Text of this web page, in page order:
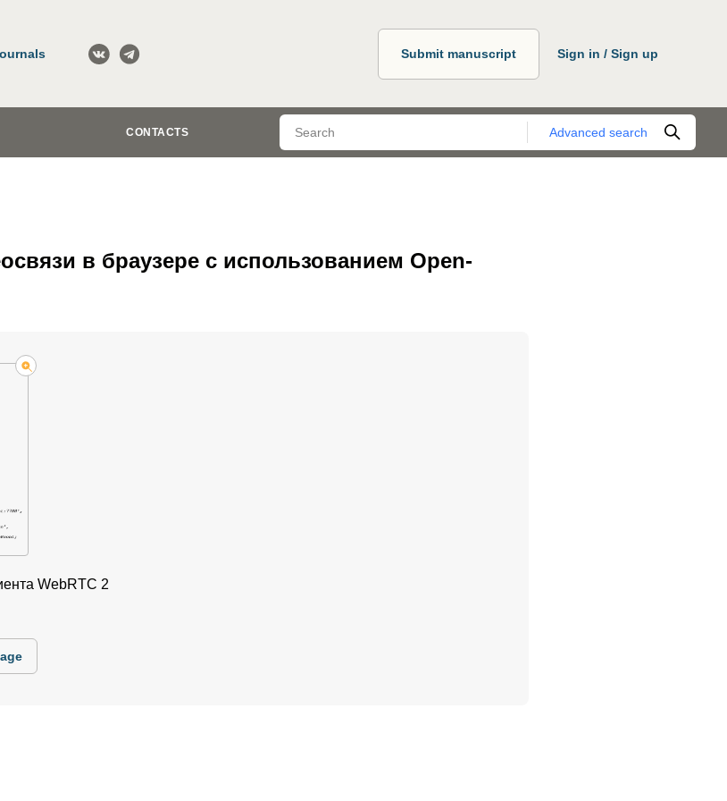
Submit manuscript Sign in / Sign up
CONTACTS Advanced search
в браузере с использованием Оpen-
WebRTC 2